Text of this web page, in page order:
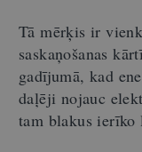
Tā mērķis ir
saskaņošanas
gadījumā, kad
daļēji nojauc
tam blakus